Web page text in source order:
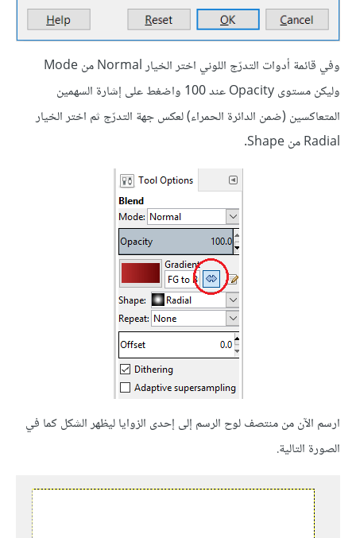
وفي قائمة أدوات التدرّج اللوني اختر الخيار Normal من Mode
وليكن مستوى Opacity عند 100 واضغط على إشارة السهمين
المتعاكسين (ضمن الدائرة الحمراء) لعكس جهة التدرّج ثم اختر الخيار
Radial من Shape.
ارسم الآن من منتصف لوح الرسم إلى إحدى الزوايا ليظهر الشكل كما في
الصورة التالية.